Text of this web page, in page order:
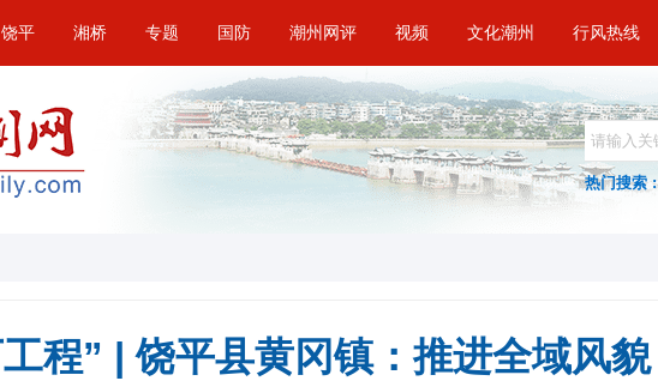
饶平 湘桥 专题 国防 潮州网评 视频 文化潮州 行风热线
热门搜索 :
程” | 饶平县黄冈镇：推进全域风貌